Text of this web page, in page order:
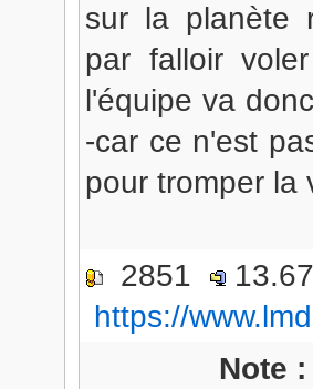
sur la planète
par falloir
l'équipe va
-car ce n'est
pour tromper
2851
https://
Note